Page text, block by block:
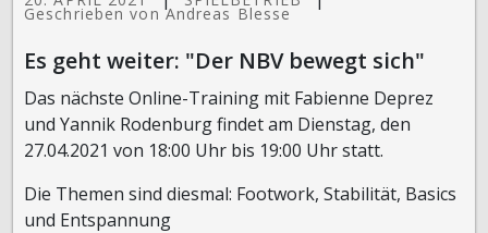
Geschrieben von Andreas Blesse
Es geht weiter: "Der NBV bewegt sich"
Das nächste Online-Training mit Fabienne Deprez
und Yannik Rodenburg findet am Dienstag, den
27.04.2021 von 18:00 Uhr bis 19:00 Uhr statt.
Die Themen sind diesmal: Footwork, Stabilität, Basics
und Entspannung